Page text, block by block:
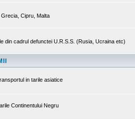
Cipru, Malta
din cadrul defunctei U.R.S.S. (Rusia, Ucraina etc)
in tarile asiatice
Continentului Negru